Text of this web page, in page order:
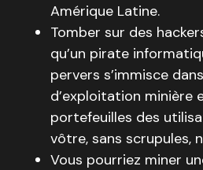
Amérique Latine.
Tomber sur des
qu’un pirate
pervers s’immisce
d’exploitation minière
portefeuilles des
vôtre, sans scrupules,
Vous pourriez miner